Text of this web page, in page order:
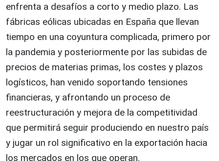
enfrenta a desafíos a corto y medio plazo. Las
fábricas eólicas ubicadas en España que llevan
tiempo en una coyuntura complicada, primero por
la pandemia y posteriormente por las subidas de
precios de materias primas, los costes y plazos
logísticos, han venido soportando tensiones
financieras, y afrontando un proceso de
reestructuración y mejora de la competitividad
que permitirá seguir produciendo en nuestro país
y jugar un rol significativo en la exportación hacia
los mercados en los que operan.